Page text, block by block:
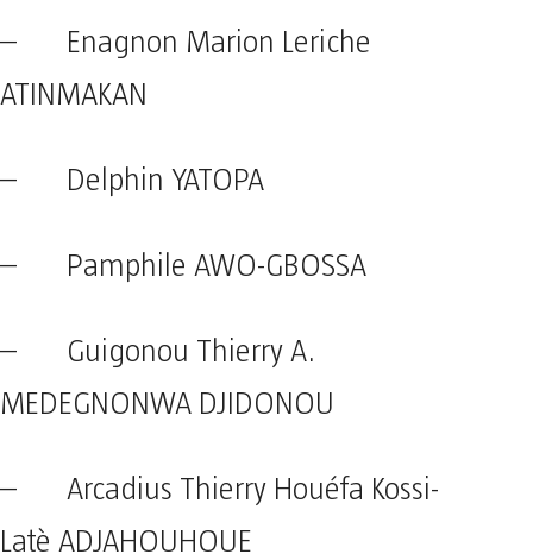
– Enagnon Marion Leriche
ATINMAKAN
– Delphin YATOPA
– Pamphile AWO-GBOSSA
– Guigonou Thierry A.
MEDEGNONWA DJIDONOU
– Arcadius Thierry Houéfa Kossi-
Latè ADJAHOUHOUE